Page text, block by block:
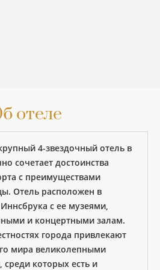
отеле
4-звездочный отель в
сочетает достоинства
с преимуществами
Отель расположен в
с ее музеями,
и концертными залам.
города привлекают
мира великолепными
которых есть и